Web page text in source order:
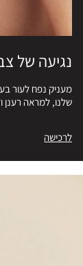
נגיעה של
שלנו, למראה רענן
לרכישה